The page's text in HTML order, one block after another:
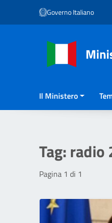
Vai ai contenuti
Vai al menu di navigazione
Governo Italiano
Il Ministero
Tag: radio
Pagina 1 di 1